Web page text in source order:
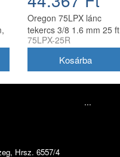
Oregon 75LPX lánc
tekercs 3/8 1.6 mm 25 ft
410 szem
75LPX-25R
Hrsz. 6557/4
...